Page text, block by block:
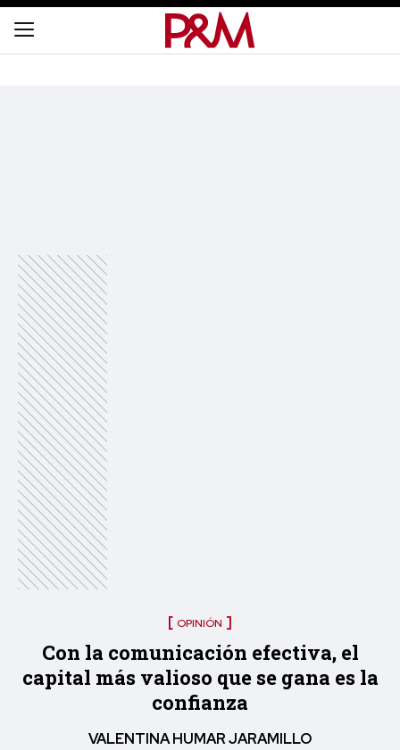
OPINIÓN
Con la comunicación efectiva, el
capital más valioso que se gana es la
confianza
VALENTINA HUMAR JARAMILLO